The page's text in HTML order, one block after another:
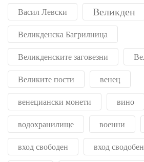
Васил Левски Великден
Великденска Багрилница
Великденските заговезни
Великите пости венец
венециански монети вино
водохранилище военни
вход свободен вход сводобен